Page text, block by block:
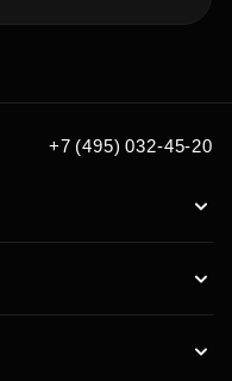
+7 (495) 032-45-20